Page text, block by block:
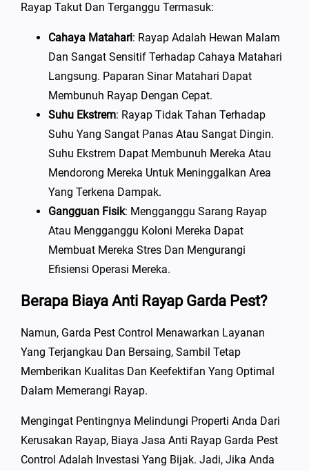
Rayap Takut Dan Terganggu Termasuk:
Cahaya Matahari: Rayap Adalah Hewan Malam
Dan Sangat Sensitif Terhadap Cahaya Matahari
Langsung. Paparan Sinar Matahari Dapat
Membunuh Rayap Dengan Cepat.
Suhu Ekstrem: Rayap Tidak Tahan Terhadap
Suhu Yang Sangat Panas Atau Sangat Dingin.
Suhu Ekstrem Dapat Membunuh Mereka Atau
Mendorong Mereka Untuk Meninggalkan Area
Yang Terkena Dampak.
Gangguan Fisik: Mengganggu Sarang Rayap
Atau Mengganggu Koloni Mereka Dapat
Membuat Mereka Stres Dan Mengurangi
Efisiensi Operasi Mereka.
Berapa Biaya Anti Rayap Garda Pest?
Namun, Garda Pest Control Menawarkan Layanan
Yang Terjangkau Dan Bersaing, Sambil Tetap
Memberikan Kualitas Dan Keefektifan Yang Optimal
Dalam Memerangi Rayap.
Mengingat Pentingnya Melindungi Properti Anda Dari
Kerusakan Rayap, Biaya Jasa Anti Rayap Garda Pest
Control Adalah Investasi Yang Bijak. Jadi, Jika Anda